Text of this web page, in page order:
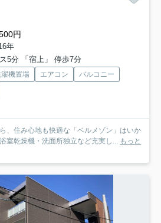
円
年
5分 「宿上」 停歩7分
機置場 エアコン
バルコニー
、住み心地も快適な「ベルメゾン」はいか
室乾燥機・洗面所独立など充実し... もっと